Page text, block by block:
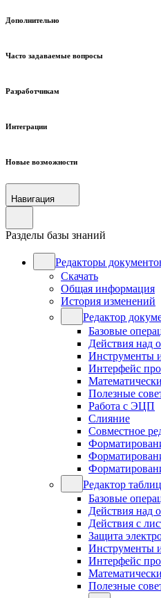
Дополнительно
Часто задаваемые вопросы
Разработчикам
Интеграции
Новые возможности
Навигация
Разделы базы знаний
Редакторы
Скачать
Общая информация
История изменений
Редактор
Базовые
Действия над
Инструменты
Интерфейс
Полезные
Работа с ЭЦП
Слияние
Совместное
Редактор таблиц
Базовые
Действия над
Действия с
Защита
Инструменты
Интерфейс
Полезные